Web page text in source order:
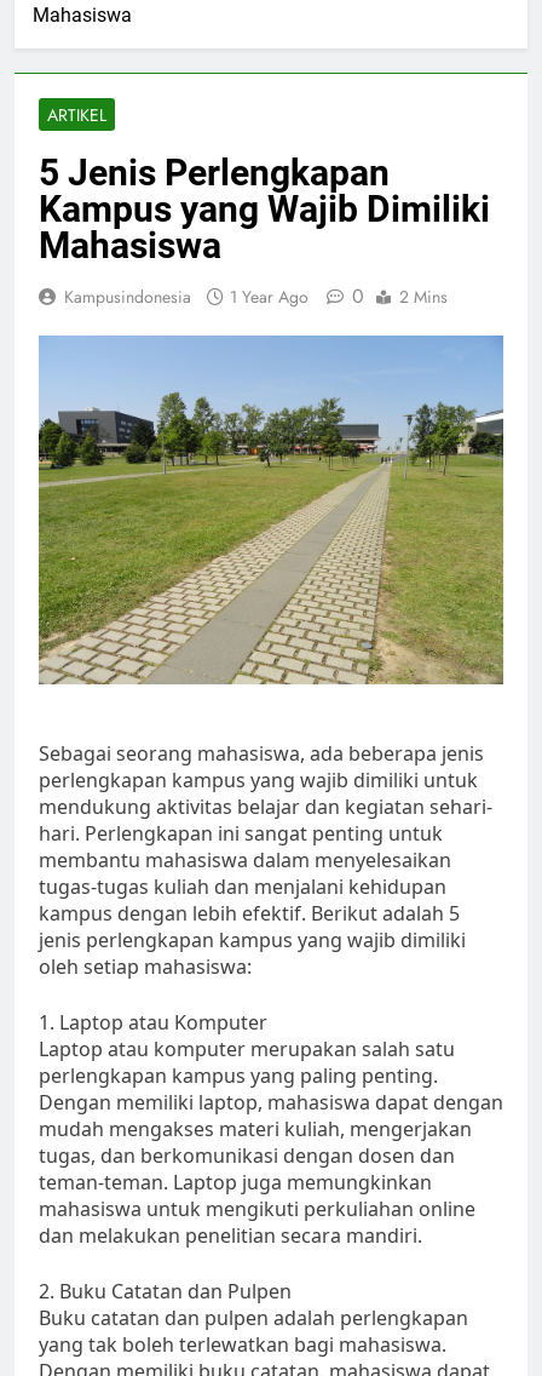
Mahasiswa
ARTIKEL
5 Jenis Perlengkapan
Kampus yang Wajib Dimiliki
Mahasiswa
Kampusindonesia 1 Year Ago 0 2 Mins
Sebagai seorang mahasiswa, ada beberapa jenis
perlengkapan kampus yang wajib dimiliki untuk
mendukung aktivitas belajar dan kegiatan sehari-
hari. Perlengkapan ini sangat penting untuk
membantu mahasiswa dalam menyelesaikan
tugas-tugas kuliah dan menjalani kehidupan
kampus dengan lebih efektif. Berikut adalah 5
jenis perlengkapan kampus yang wajib dimiliki
oleh setiap mahasiswa:
1. Laptop atau Komputer
Laptop atau komputer merupakan salah satu
perlengkapan kampus yang paling penting.
Dengan memiliki laptop, mahasiswa dapat dengan
mudah mengakses materi kuliah, mengerjakan
tugas, dan berkomunikasi dengan dosen dan
teman-teman. Laptop juga memungkinkan
mahasiswa untuk mengikuti perkuliahan online
dan melakukan penelitian secara mandiri.
2. Buku Catatan dan Pulpen
Buku catatan dan pulpen adalah perlengkapan
yang tak boleh terlewatkan bagi mahasiswa.